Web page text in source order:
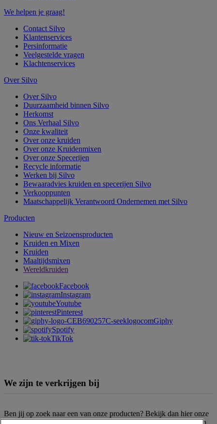
We helpen je graag!
Contact Silvo
Klantenservices
Persinformatie
Veelgestelde vragen
Klachtenservices
Over Silvo
Over Silvo
Duurzaamheid binnen Silvo
Herkomst
Ons Verhaal Silvo
Onze kwaliteit
Over onze kruiden
Over onze Kruidenmixen
Over onze Specerijen
Recycle informatie
Werken bij Silvo
Bewaaradvies kruiden en specerijen Silvo
Verkooppunten
Maatschappelijk Verantwoord Ondernemen met Silvo
Producten
Nieuw en Seizoensproducten
Kruiden en Mixen
Kruiden
Maaltijdsmixen
Wereldkruiden
Facebook
Instagram
Youtube
Pinterest
Giphy
Spotify
TikTok
We zijn te verkrijgen bij
Ben jij op zoek naar een van onze producten? Bekijk dan hier onze
verkooppunten. Het assortiment kan per filiaal en supermarktketen